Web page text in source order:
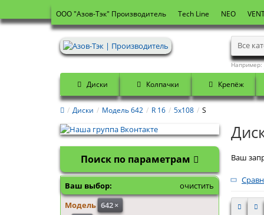
OOO "Азов-Тэк" Производитель Tech Line NEO
Все
Например:
Диски Колпачки Крепёж
Диски Модель 642 R 16 5x108 S
Поиск по параметрам
Ваш выбор:
очистить
Модель 642×
Ваш